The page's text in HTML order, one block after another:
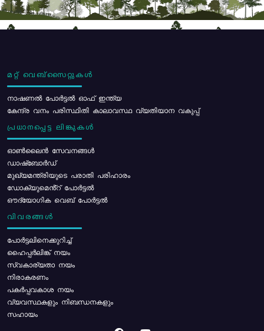
മറ്റ് വെബ്സൈറ്റുകൾ
നാഷണൽ പോർട്ടൽ ഓഫ് ഇന്ത്യ
കേന്ദ്ര വനം പരിസ്ഥിതി കാലാവസ്ഥ വ്യതിയാന വകുപ്പ്
പ്രധാനപ്പെട്ട ലിങ്കുകൾ
ഓൺലൈൻ സേവനങ്ങൾ
ഡാഷ്ബോർഡ്
മുഖ്യമന്ത്രിയുടെ പരാതി പരിഹാരം
ഡോക്യുമെൻ്റ് പോർട്ടൽ
ഔദ്യോഗിക വെബ് പോർട്ടൽ
വിവരങ്ങൾ
പോര്‍ട്ടലിനെക്കുറിച്ച്
ഹൈപ്പർലിങ്ക് നയം
സ്വകാര്യതാ നയം
നിരാകരണം
പകർപ്പവകാശ നയം
വ്യവസ്ഥകളും നിബന്ധനകളും
സഹായം